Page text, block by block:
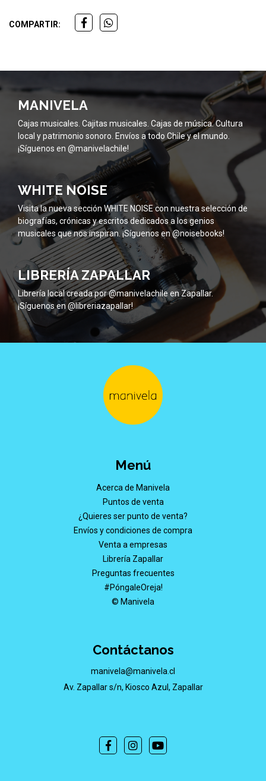
COMPARTIR:
MANIVELA
Cajas musicales. Cajitas musicales. Cajas de música. Cultura
local y patrimonio sonoro. Envíos a todo Chile y el mundo.
¡Síguenos en @manivelachile!
WHITE NOISE
Visita la nueva sección WHITE NOISE con nuestra selección de
biografías, crónicas y escritos dedicados a los genios
musicales que nos inspiran. ¡Síguenos en @noisebooks!
LIBRERÍA ZAPALLAR
Librería local creada por @manivelachile en Zapallar.
¡Síguenos en @libreriazapallar!
Menú
Acerca de Manivela
Puntos de venta
¿Quieres ser punto de venta?
Envíos y condiciones de compra
Venta a empresas
Librería Zapallar
Preguntas frecuentes
#PóngaleOreja!
© Manivela
Contáctanos
manivela@manivela.cl
Av. Zapallar s/n, Kiosco Azul, Zapallar